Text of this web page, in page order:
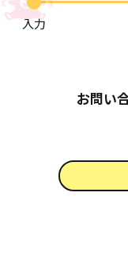
入力
お問い